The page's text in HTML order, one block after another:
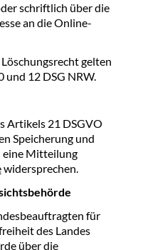
schriftlich über die
an die Online-
gelten
und 12 DSG NRW.
Artikels 21 DSGVO
Speicherung und
eine Mitteilung
widersprechen.
für
des Landes
über die